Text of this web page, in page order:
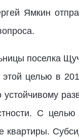
Ямкин
поселка
целью в
устойчивому
С
квартиры.